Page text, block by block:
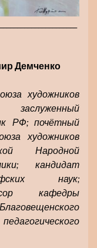
Демченко
художников
заслуженный
РФ; почётный
художников
Народной
кандидат
наук;
кафедры